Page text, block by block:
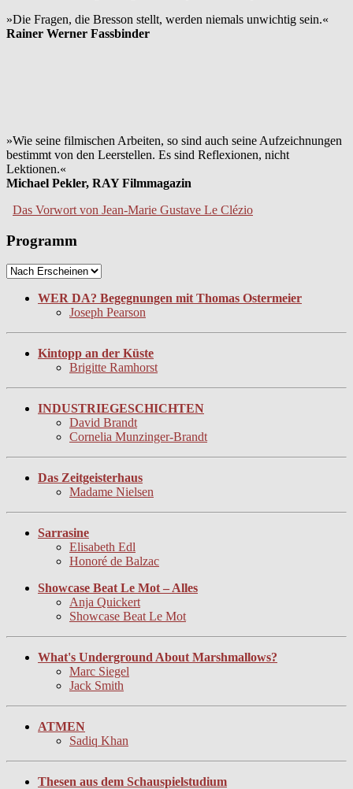
»Die Fragen, die Bresson stellt, werden niemals unwichtig sein.«
Rainer Werner Fassbinder
»Wie seine filmischen Arbeiten, so sind auch seine Aufzeichnungen
bestimmt von den Leerstellen. Es sind Reflexionen, nicht
Lektionen.«
Michael Pekler, RAY Filmmagazin
Das Vorwort von Jean-Marie Gustave Le Clézio
Programm
WER DA? Begegnungen mit Thomas Ostermeier
Joseph Pearson
Kintopp an der Küste
Brigitte Ramhorst
INDUSTRIEGESCHICHTEN
David Brandt
Cornelia Munzinger-Brandt
Das Zeitgeisterhaus
Madame Nielsen
Sarrasine
Elisabeth Edl
Honoré de Balzac
Showcase Beat Le Mot – Alles
Anja Quickert
Showcase Beat Le Mot
What's Underground About Marshmallows?
Marc Siegel
Jack Smith
ATMEN
Sadiq Khan
Thesen aus dem Schauspielstudium